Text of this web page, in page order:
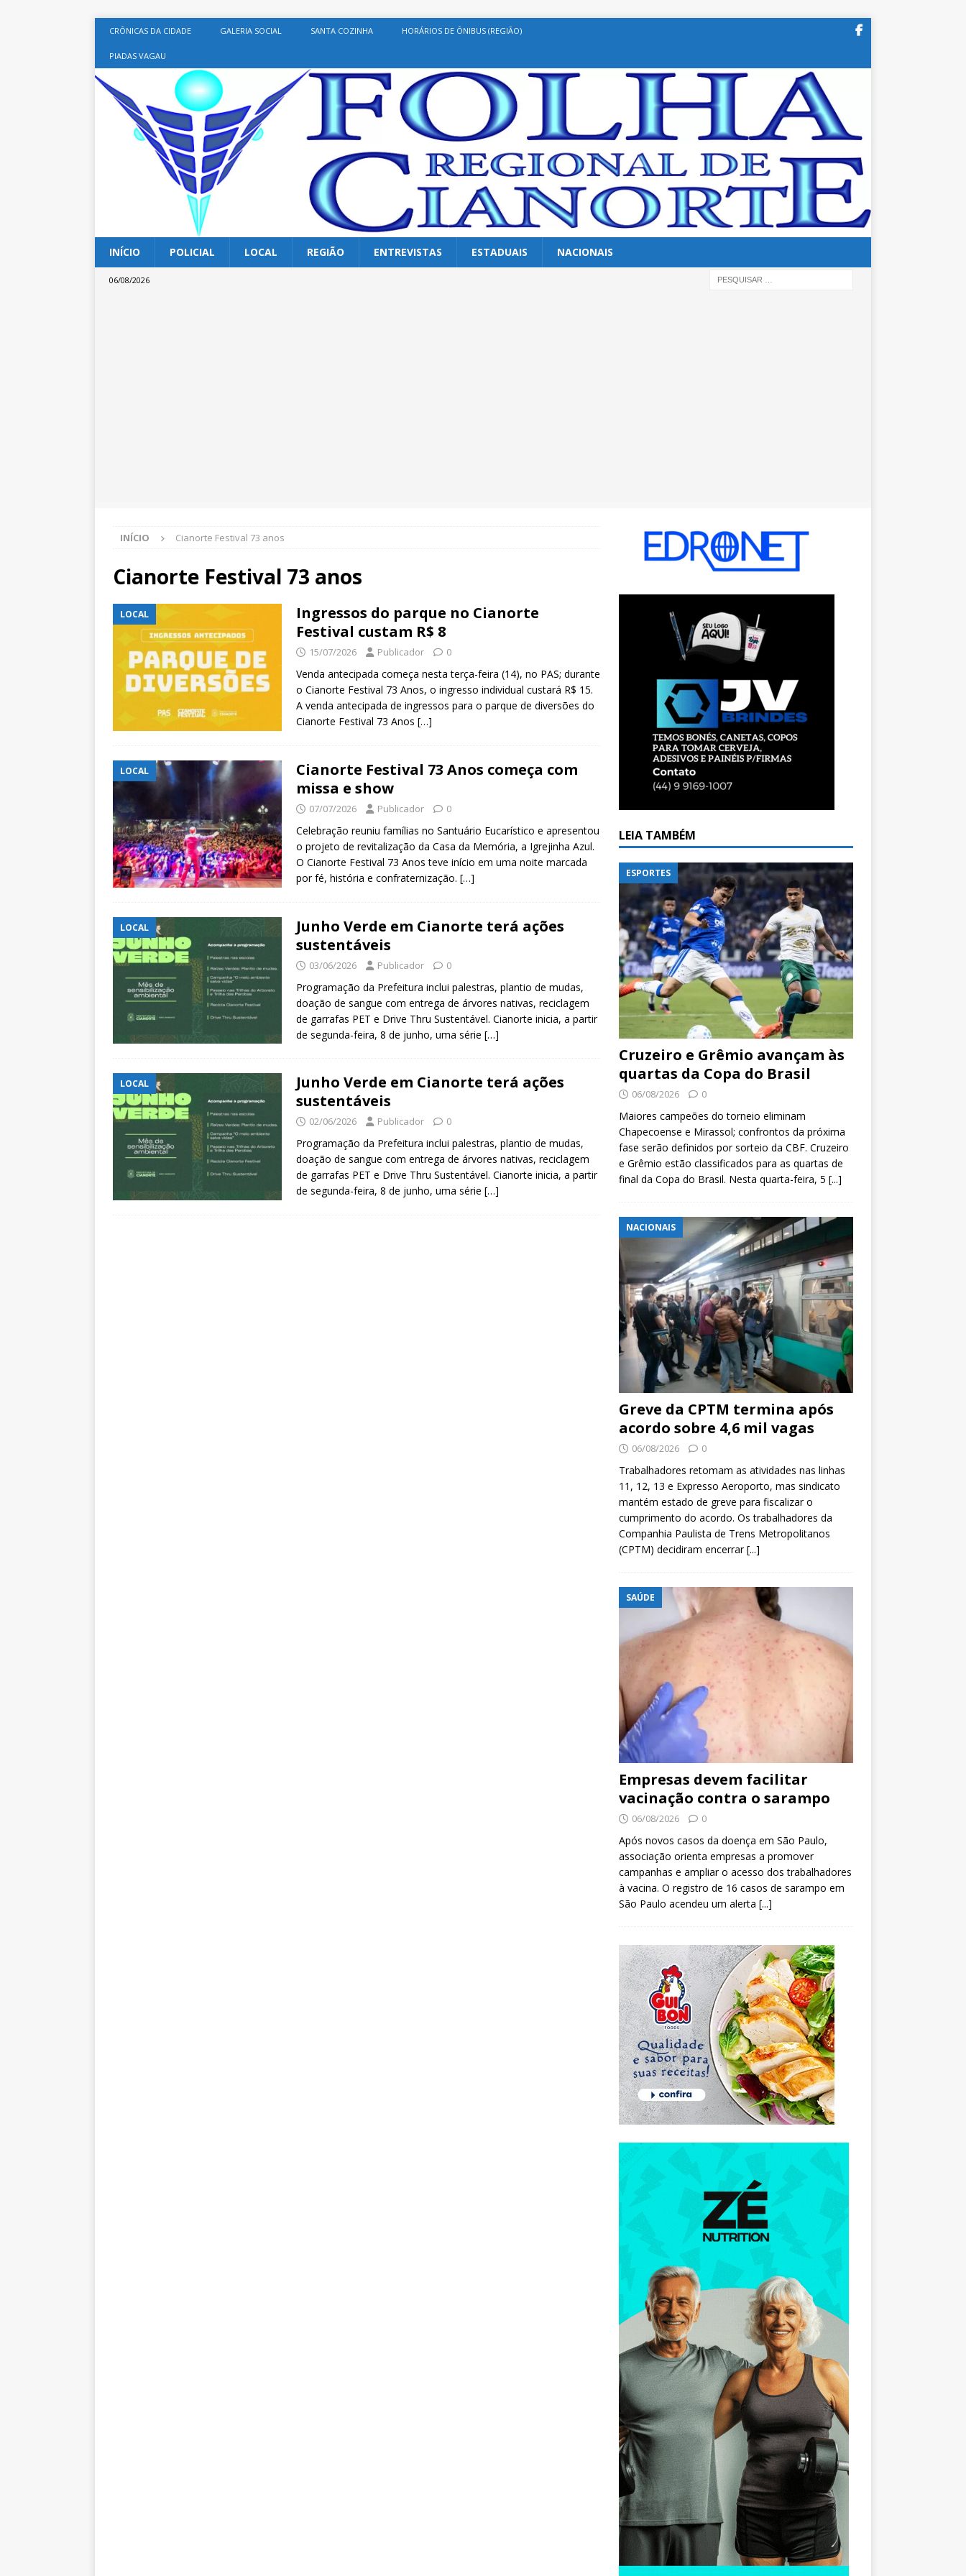
CRÔNICAS DA CIDADE GALERIA SOCIAL SANTA COZINHA HORÁRIOS DE ÔNIBUS (REGIÃO)
PIADAS VAGAU
INÍCIO POLICIAL LOCAL REGIÃO ENTREVISTAS ESTADUAIS NACIONAIS
06/08/2026
INÍCIO Cianorte Festival 73 anos
Cianorte Festival 73 anos
LOCAL
Ingressos do parque no Cianorte
Festival custam R$ 8
15/07/2026 Publicador 0
Venda antecipada começa nesta terça-feira (14), no PAS; durante
o Cianorte Festival 73 Anos, o ingresso individual custará R$ 15.
A venda antecipada de ingressos para o parque de diversões do
Cianorte Festival 73 Anos […]
LOCAL
Cianorte Festival 73 Anos começa com
missa e show
07/07/2026 Publicador 0
Celebração reuniu famílias no Santuário Eucarístico e apresentou
o projeto de revitalização da Casa da Memória, a Igrejinha Azul.
O Cianorte Festival 73 Anos teve início em uma noite marcada
por fé, história e confraternização. […]
LOCAL
Junho Verde em Cianorte terá ações
sustentáveis
03/06/2026 Publicador 0
Programação da Prefeitura inclui palestras, plantio de mudas,
doação de sangue com entrega de árvores nativas, reciclagem
de garrafas PET e Drive Thru Sustentável. Cianorte inicia, a partir
de segunda-feira, 8 de junho, uma série […]
LOCAL
Junho Verde em Cianorte terá ações
sustentáveis
02/06/2026 Publicador 0
Programação da Prefeitura inclui palestras, plantio de mudas,
doação de sangue com entrega de árvores nativas, reciclagem
de garrafas PET e Drive Thru Sustentável. Cianorte inicia, a partir
de segunda-feira, 8 de junho, uma série […]
LEIA TAMBÉM
ESPORTES
Cruzeiro e Grêmio avançam às
quartas da Copa do Brasil
06/08/2026 0
Maiores campeões do torneio eliminam
Chapecoense e Mirassol; confrontos da próxima
fase serão definidos por sorteio da CBF. Cruzeiro
e Grêmio estão classificados para as quartas de
final da Copa do Brasil. Nesta quarta-feira, 5 [...]
NACIONAIS
Greve da CPTM termina após
acordo sobre 4,6 mil vagas
06/08/2026 0
Trabalhadores retomam as atividades nas linhas
11, 12, 13 e Expresso Aeroporto, mas sindicato
mantém estado de greve para fiscalizar o
cumprimento do acordo. Os trabalhadores da
Companhia Paulista de Trens Metropolitanos
(CPTM) decidiram encerrar[...]
SAÚDE
Empresas devem facilitar
vacinação contra o sarampo
06/08/2026 0
Após novos casos da doença em São Paulo,
associação orienta empresas a promover
campanhas e ampliar o acesso dos trabalhadores
à vacina. O registro de 16 casos de sarampo em
São Paulo acendeu um alerta [...]